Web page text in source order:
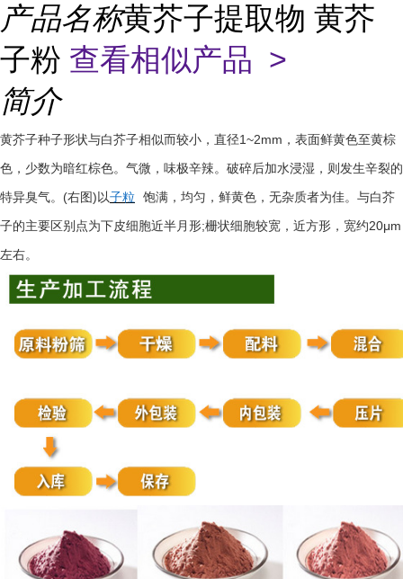
产品名称黄芥子提取物 黄芥
子粉 查看相似产品 >
简介
黄芥子种子形状与白芥子相似而较小，直径1~2mm ，表面鲜黄色至黄棕
色，少数为暗红棕色。气微，味极辛辣。破碎后加水浸湿，则发生辛裂的
特异臭气。 (右图 ) 以子粒 饱满，均匀，鲜黄色，无杂质者为佳。与白芥
子的主要区别点为下皮细胞近半月形;栅状细胞较宽，近方形，宽约20μm
左右。